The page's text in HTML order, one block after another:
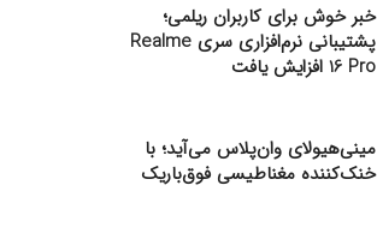
خبر خوش برای کاربران ریلمی؛
پشتیبانی نرم‌افزاری سری Realme
16 Pro افزایش یافت
مینی‌هیولای وان‌پلاس می‌آید؛ با
خنک‌کننده مغناطیسی فوق‌باریک